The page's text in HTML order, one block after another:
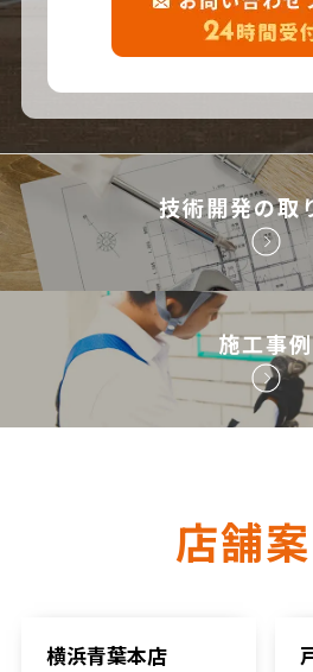
技術開発の取
施工事例
店舗
横浜青葉本店